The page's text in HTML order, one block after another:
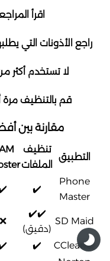
اقرأ
راجع الأذونات التي
لا تستخدم أكثر
قم بالتنظيف مرة
مقارنة بين
التطبيق
تنظيف
الملفات
Phone
Master
✔️
SD Maid
✔️✔️
(دقيق)
❌
CCleaner
✔️